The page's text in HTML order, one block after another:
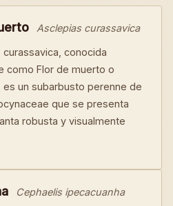
Asclepias curassavica
curassavica, conocida
como Flor de muerto o
es un subarbusto perenne de
que se presenta
robusta y visualmente
Cephaelis ipecacuanha